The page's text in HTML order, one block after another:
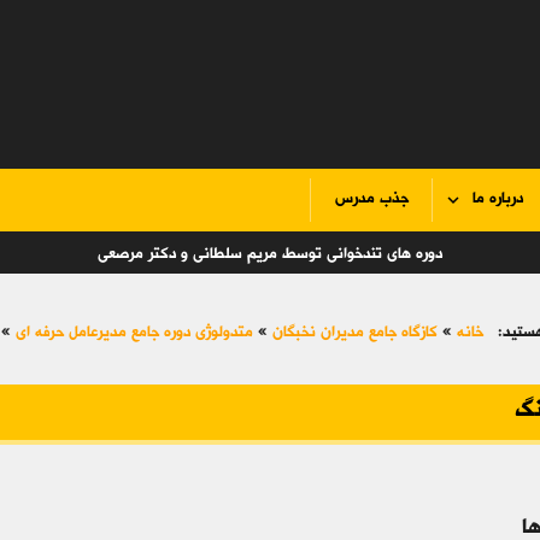
درباره ما جذب مدرس
دوره های تندخوانی توسط مریم سلطانی و دکتر مرصعی
خانه » کازگاه جامع مدیران نخبگان » متدولوژی دوره جامع مدیرعامل حرفه ای »